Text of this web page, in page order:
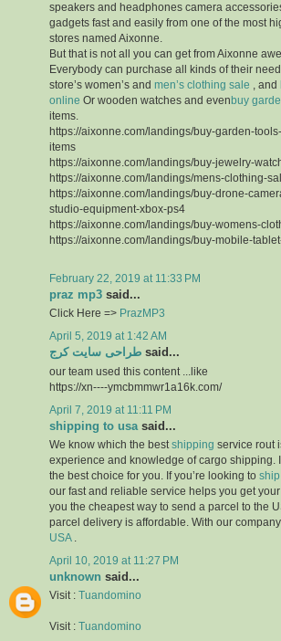
speakers and headphones camera
gadgets fast and easily from one of the most
stores named Aixonne.
But that is not all you can get from Aixonne
Everybody can purchase all kinds of their
store’s women’s and men’s clothing sale , and
online Or wooden watches and even buy
items.
https://aixonne.com/landings/buy-garden-
items
https://aixonne.com/landings/buy-jewelry-
https://aixonne.com/landings/mens-clothing-
https://aixonne.com/landings/buy-drone-
studio-equipment-xbox-ps4
https://aixonne.com/landings/buy-womens-
https://aixonne.com/landings/buy-mobile-
February 22, 2019 at 11:33 PM
praz mp3 said...
Click Here => PrazMP3
April 5, 2019 at 1:42 AM
طراحی سایت کرج said...
our team used this content ...like
https://xn----ymcbmmwr1a16k.com/
April 7, 2019 at 11:11 PM
shipping to usa said...
We know which the best shipping service rout
experience and knowledge of cargo shipping.
the best choice for you. If you’re looking to
our fast and reliable service helps you get
you the cheapest way to send a parcel to the
parcel delivery is affordable. With our
USA.
April 10, 2019 at 11:27 PM
unknown said...
Visit : Tuandomino
Visit : Tuandomino